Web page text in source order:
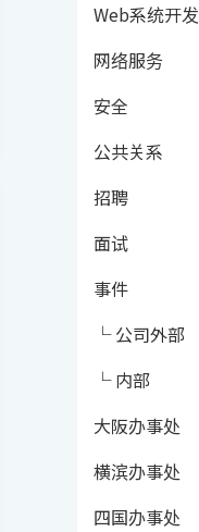
Web系统开发
网络服务
安全
公共关系
招聘
面试
事件
└ 公司外部
└ 内部
大阪办事处
横滨办事处
四国办事处